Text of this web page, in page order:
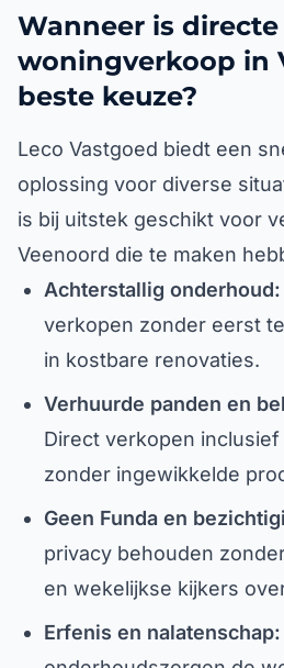
Wanneer is directe
woningverkoop in
beste keuze?
Leco Vastgoed biedt een
oplossing voor diverse
is bij uitstek geschikt voor
Veenoord die te maken
Achterstallig onderhoud:
verkopen zonder eerst
in kostbare renovaties.
Verhuurde panden en
Direct verkopen
zonder ingewikkelde
Geen Funda en
privacy behouden
en wekelijkse kijkers
Erfenis en nalatenschap: